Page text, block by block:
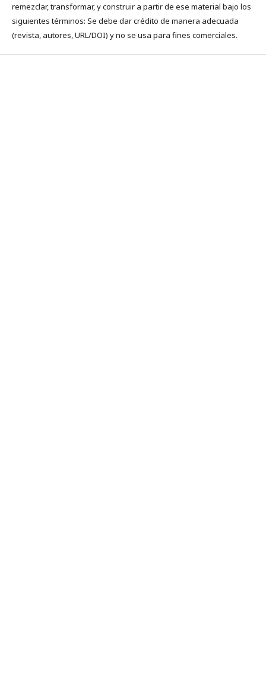
remezclar, transformar, y construir a partir de ese material bajo los
siguientes términos: Se debe dar crédito de manera adecuada
(revista, autores, URL/DOI) y no se usa para fines comerciales.